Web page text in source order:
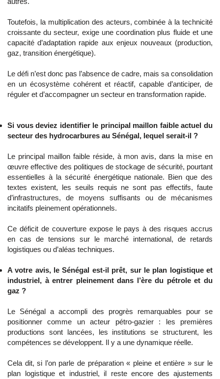
Toutefois, la multiplication des acteurs, combinée à la technicité
croissante du secteur, exige une coordination plus fluide et une
capacité d’adaptation rapide aux enjeux nouveaux (production,
gaz, transition énergétique).
Le défi n’est donc pas l’absence de cadre, mais sa consolidation
en un écosystème cohérent et réactif, capable d’anticiper, de
réguler et d’accompagner un secteur en transformation rapide.
Si vous deviez identifier le principal maillon faible actuel du
secteur des hydrocarbures au Sénégal, lequel serait-il ?
Le principal maillon faible réside, à mon avis, dans la mise en
œuvre effective des politiques de stockage de sécurité, pourtant
essentielles à la sécurité énergétique nationale. Bien que des
textes existent, les seuils requis ne sont pas effectifs, faute
d’infrastructures, de moyens suffisants ou de mécanismes
incitatifs pleinement opérationnels.
Ce déficit de couverture expose le pays à des risques accrus
en cas de tensions sur le marché international, de retards
logistiques ou d’aléas techniques.
A votre avis, le Sénégal est-il prêt, sur le plan logistique et
industriel, à entrer pleinement dans l’ère du pétrole et du
gaz ?
Le Sénégal a accompli des progrès remarquables pour se
positionner comme un acteur pétro-gazier : les premières
productions sont lancées, les institutions se structurent, les
compétences se développent. Il y a une dynamique réelle.
Cela dit, si l’on parle de préparation « pleine et entière » sur le
plan logistique et industriel, il reste encore des ajustements